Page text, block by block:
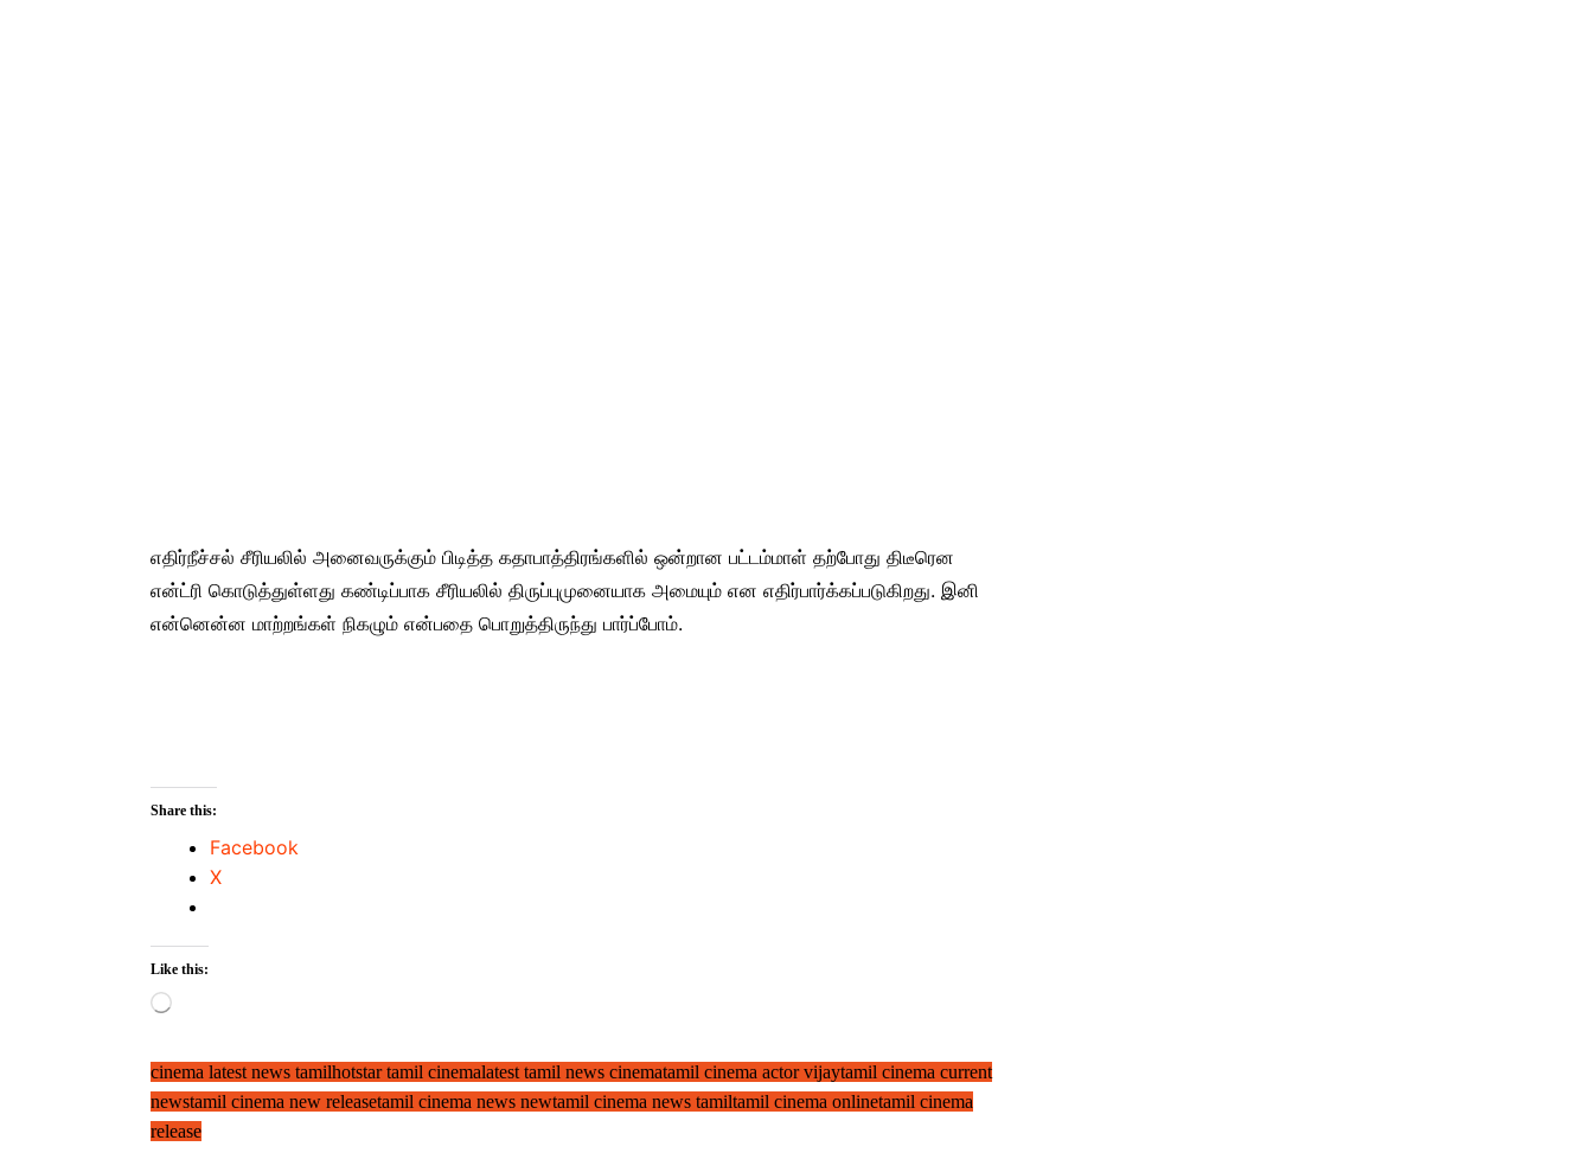
எதிர்நீச்சல் சீரியலில் அனைவருக்கும் பிடித்த கதாபாத்திரங்களில் ஒன்றான பட்டம்மாள் தற்போது திடீரென
என்ட்ரி கொடுத்துள்ளது கண்டிப்பாக சீரியலில் திருப்புமுனையாக அமையும் என எதிர்பார்க்கப்படுகிறது. இனி
என்னென்ன மாற்றங்கள் நிகழும் என்பதை பொறுத்திருந்து பார்ப்போம்.
Share this:
Facebook
X
Like this:
Loading…
cinema latest news tamilhotstar tamil cinemalatest tamil news cinematamil cinema actor vijaytamil cinema current
newstamil cinema new releasetamil cinema news newtamil cinema news tamiltamil cinema onlinetamil cinema
release